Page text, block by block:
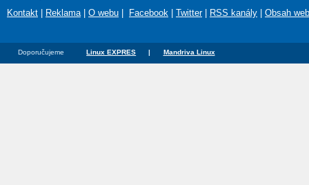
Kontakt
Reklama O webu Facebook Twitter| RSS kanály Obsah
Doporučujeme Linux EXPRES | Mandriva Linux